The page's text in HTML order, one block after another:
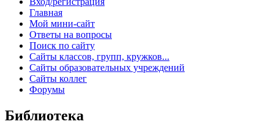
Главная
Мой мини-сайт
Ответы на вопросы
Поиск по сайту
Сайты классов, групп, кружков...
Сайты образовательных учреждений
Сайты коллег
Форумы
Библиотека